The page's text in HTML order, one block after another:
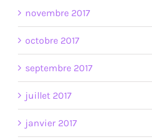
novembre 2017
octobre 2017
septembre 2017
juillet 2017
janvier 2017